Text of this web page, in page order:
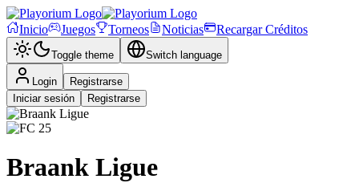
Inicio Juegos Torneos Noticias Recargar Créditos
Toggle theme Switch language
Login
Registrarse
Iniciar sesión
Registrarse
Braank Ligue